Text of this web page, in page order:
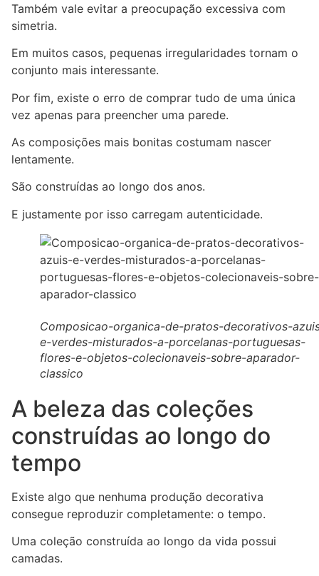
Também vale evitar a preocupação excessiva com
simetria.
Em muitos casos, pequenas irregularidades tornam o
conjunto mais interessante.
Por fim, existe o erro de comprar tudo de uma única
vez apenas para preencher uma parede.
As composições mais bonitas costumam nascer
lentamente.
São construídas ao longo dos anos.
E justamente por isso carregam autenticidade.
Composicao-organica-de-pratos-decorativos-
e-verdes-misturados-a-porcelanas-portuguesas-
flores-e-objetos-colecionaveis-sobre-aparador-
classico
A beleza das coleções
construídas ao longo do
tempo
Existe algo que nenhuma produção decorativa
consegue reproduzir completamente: o tempo.
Uma coleção construída ao longo da vida possui
camadas.